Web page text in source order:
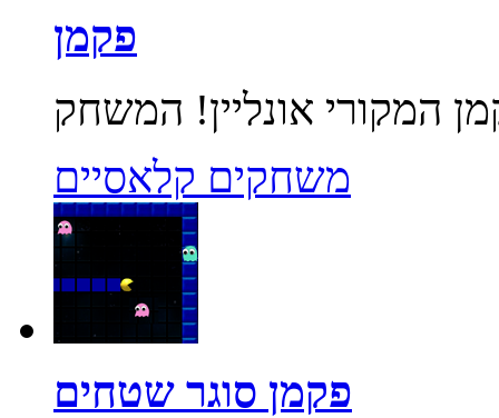
פקמן
משחקים קלאסיים
פקמן סוגר שטחים